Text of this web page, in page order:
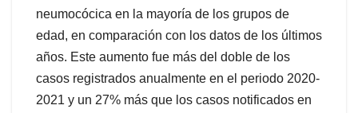
neumocócica en la mayoría de los grupos de
edad, en comparación con los datos de los últimos
años. Este aumento fue más del doble de los
casos registrados anualmente en el periodo 2020-
2021 y un 27% más que los casos notificados en